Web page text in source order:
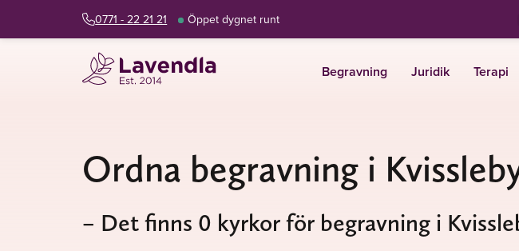
0771 - 22 21 21 Öppet dygnet runt
Begravning Juridik Terapi
Ordna begravning i
– Det finns 0 kyrkor för begravning i